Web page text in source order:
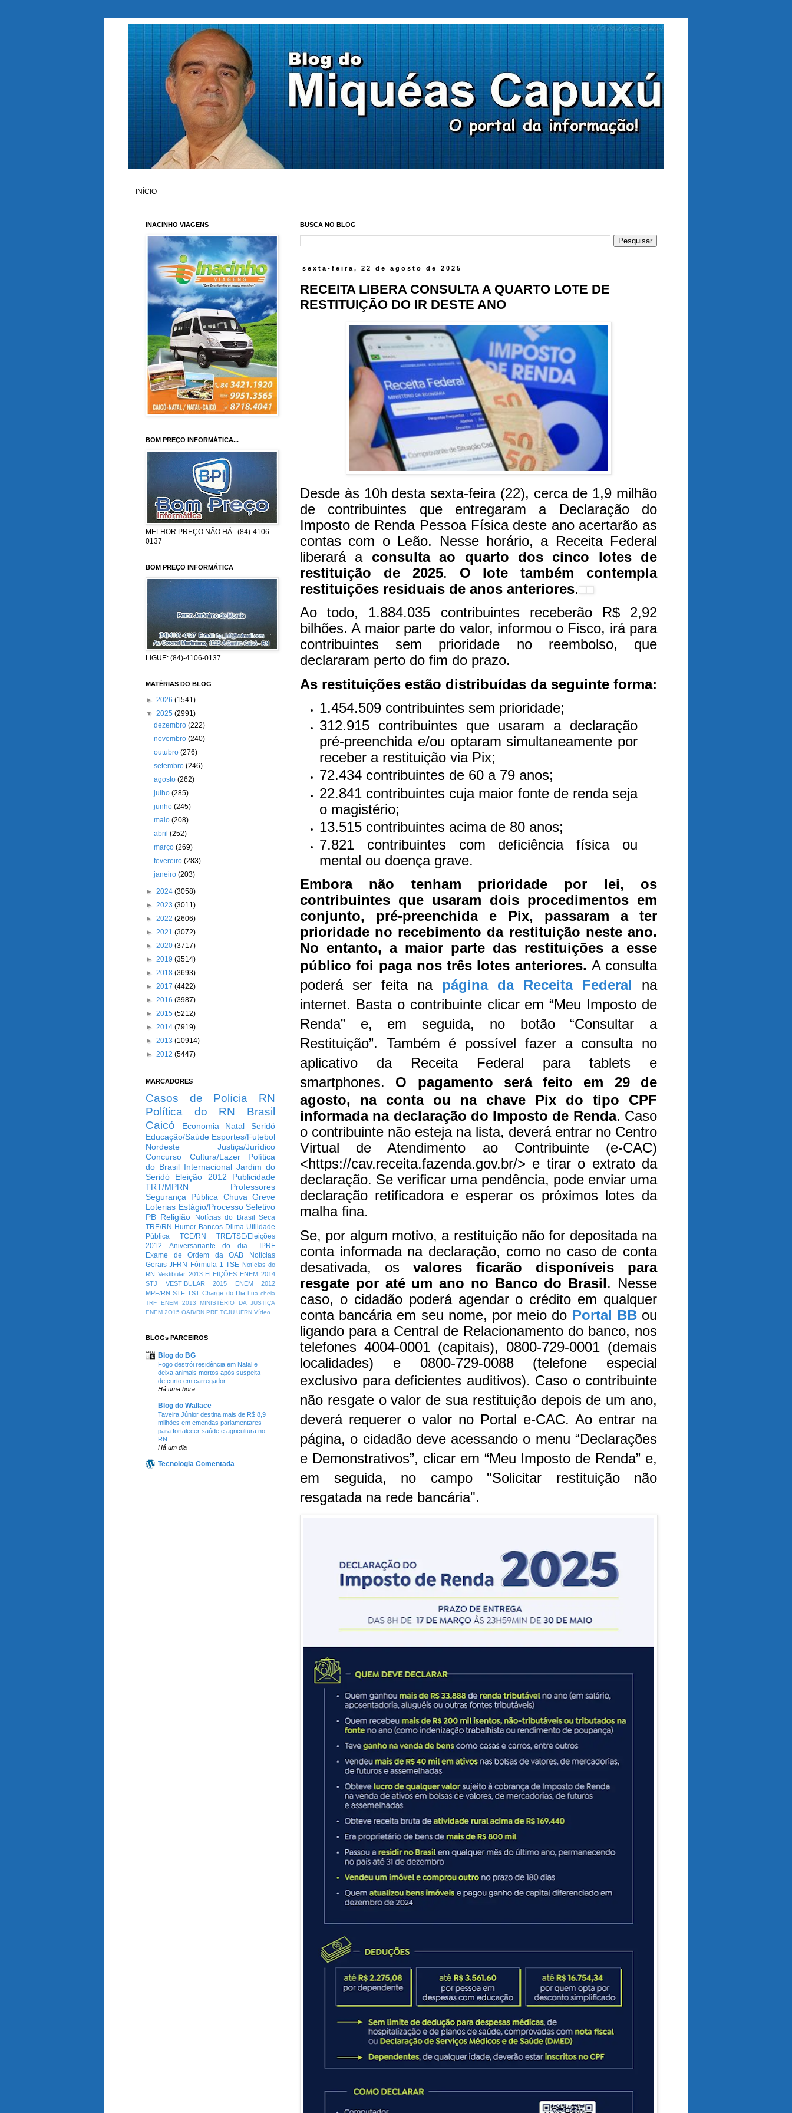
INÍCIO
BUSCA NO BLOG
sexta-feira, 22 de agosto de 2025
RECEITA LIBERA CONSULTA A QUARTO LOTE DE
RESTITUIÇÃO DO IR DESTE ANO
Desde às 10h desta sexta-feira (22), cerca de 1,9 milhão
de contribuintes que entregaram a Declaração do
Imposto de Renda Pessoa Física deste ano acertarão as
contas com o Leão. Nesse horário, a Receita Federal
liberará a consulta ao quarto dos cinco lotes de
restituição de 2025. O lote também contempla
restituições residuais de anos anteriores.
Ao todo, 1.884.035 contribuintes receberão R$ 2,92
bilhões. A maior parte do valor, informou o Fisco, irá para
contribuintes sem prioridade no reembolso, que
declararam perto do fim do prazo.
As restituições estão distribuídas da seguinte forma:
1.454.509 contribuintes sem prioridade;
312.915 contribuintes que usaram a declaração
pré-preenchida e/ou optaram simultaneamente por
receber a restituição via Pix;
72.434 contribuintes de 60 a 79 anos;
22.841 contribuintes cuja maior fonte de renda seja
o magistério;
13.515 contribuintes acima de 80 anos;
7.821 contribuintes com deficiência física ou
mental ou doença grave.
Embora não tenham prioridade por lei, os
contribuintes que usaram dois procedimentos em
conjunto, pré-preenchida e Pix, passaram a ter
prioridade no recebimento da restituição neste ano.
No entanto, a maior parte das restituições a esse
público foi paga nos três lotes anteriores. A consulta
poderá ser feita na página da Receita Federal na
internet. Basta o contribuinte clicar em “Meu Imposto de
Renda” e, em seguida, no botão “Consultar a
Restituição”. Também é possível fazer a consulta no
aplicativo da Receita Federal para tablets e
smartphones. O pagamento será feito em 29 de
agosto, na conta ou na chave Pix do tipo CPF
informada na declaração do Imposto de Renda. Caso
o contribuinte não esteja na lista, deverá entrar no Centro
Virtual de Atendimento ao Contribuinte (e-CAC)
<https://cav.receita.fazenda.gov.br/> e tirar o extrato da
declaração. Se verificar uma pendência, pode enviar uma
declaração retificadora e esperar os próximos lotes da
malha fina.
Se, por algum motivo, a restituição não for depositada na
conta informada na declaração, como no caso de conta
desativada, os valores ficarão disponíveis para
resgate por até um ano no Banco do Brasil. Nesse
caso, o cidadão poderá agendar o crédito em qualquer
conta bancária em seu nome, por meio do Portal BBou
ligando para a Central de Relacionamento do banco, nos
telefones 4004-0001 (capitais), 0800-729-0001 (demais
localidades) e 0800-729-0088 (telefone especial
exclusivo para deficientes auditivos). Caso o contribuinte
não resgate o valor de sua restituição depois de um ano,
deverá requerer o valor no Portal e-CAC. Ao entrar na
página, o cidadão deve acessando o menu “Declarações
e Demonstrativos”, clicar em “Meu Imposto de Renda” e,
em seguida, no campo "Solicitar restituição não
resgatada na rede bancária".
INACINHO VIAGENS
BOM PREÇO INFORMÁTICA...
MELHOR PREÇO NÃO HÁ...(84)-4106-
0137
BOM PREÇO INFORMÁTICA
LIGUE: (84)-4106-0137
MATÉRIAS DO BLOG
► 2026 (1541)
▼ 2025 (2991)
dezembro(222)
novembro(240)
outubro(276)
setembro(246)
agosto(262)
julho(285)
junho(245)
maio(208)
abril(252)
março(269)
fevereiro(283)
janeiro(203)
► 2024 (3058)
► 2023 (3011)
► 2022 (2606)
► 2021 (3072)
► 2020 (3717)
► 2019 (3514)
► 2018 (3693)
► 2017 (4422)
► 2016 (3987)
► 2015 (5212)
► 2014 (7919)
► 2013 (10914)
► 2012 (5447)
MARCADORES
Casos de Polícia
RN
Política do RN
Brasil
Caicó
Economia Natal
Seridó
Educação/Saúde Esportes/Futebol
Nordeste
Justiça/Jurídico
Concurso
Cultura/Lazer
Política
do Brasil Internacional Jardim do
Seridó
Eleição 2012
Publicidade
TRT/MPRN
Professores
Segurança Pública Chuva Greve
Loterias Estágio/Processo Seletivo
PB Religião Notícias do Brasil
Seca
TRE/RN Humor Bancos Dilma Utilidade
Pública
TCE/RN
TRE/TSE/Eleições
2012
Aniversariante do dia...
IPRF
Exame de Ordem da OAB
Notícias
Gerais JFRN Fórmula 1 TSE Notícias do
RN Vestibular 2013 ELEIÇÕES ENEM 2014
STJ
VESTIBULAR 2015
ENEM 2012
MPF/RN STF TST Charge do Dia Lua cheia
TRF
ENEM 2013
MINISTÉRIO DA JUSTIÇA
ENEM 2O15 OAB/RN PRF TCJU UFRN Vídeo
BLOGs PARCEIROS
Blog do BG
Fogo destrói residência em Natal e
deixa animais mortos após suspeita
de curto em carregador
Há uma hora
Blog do Wallace
Taveira Júnior destina mais de R$ 8,9
milhões em emendas parlamentares
para fortalecer saúde e agricultura no
RN
Há um dia
Tecnologia Comentada